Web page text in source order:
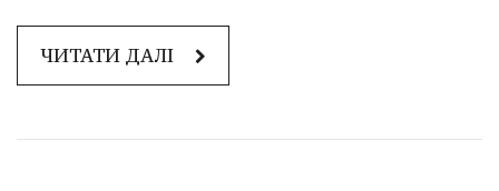
ЧИТАТИ ДАЛІ